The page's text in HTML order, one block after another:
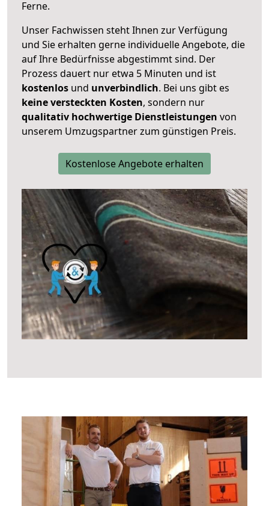
Ferne.
Unser Fachwissen steht Ihnen zur Verfügung
und Sie erhalten gerne individuelle Angebote, die
auf Ihre Bedürfnisse abgestimmt sind. Der
Prozess dauert nur etwa 5 Minuten und ist
kostenlos und unverbindlich. Bei uns gibt es
keine versteckten Kosten, sondern nur
qualitativ hochwertige Dienstleistungen von
unserem Umzugspartner zum günstigen Preis.
Kostenlose Angebote erhalten